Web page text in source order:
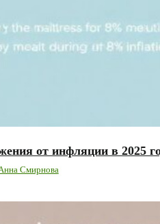
от инфляции в 2025
Смирнова